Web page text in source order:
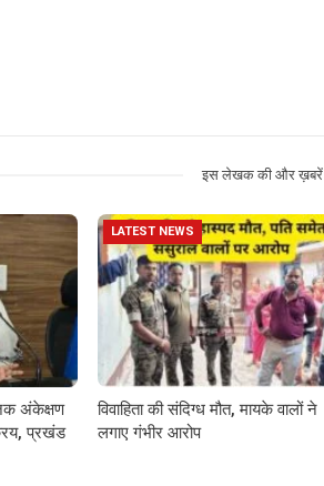
इस लेखक की और ख़बरें
अंकेक्षण
प्रखंड
LATEST NEWS
विवाहिता की संदिग्ध मौत, मायके वालों ने
लगाए गंभीर आरोप